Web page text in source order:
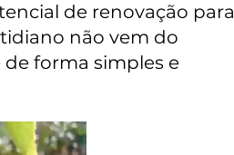
de renovação
não vem do
forma simples e